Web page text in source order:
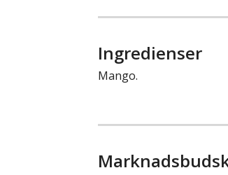
Ingredienser
Mango.